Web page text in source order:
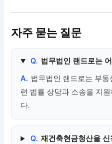
자주 묻는 질문
Q. 법무법인 랜드로는
A. 법무법인 랜드로는 부
련 법률 상담과 소송을 지
다.
Q. 재건축현금청산을